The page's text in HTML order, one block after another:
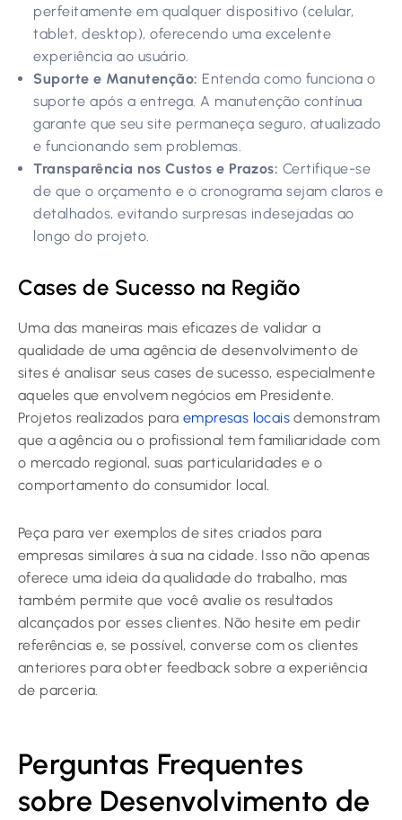
perfeitamente em qualquer dispositivo (celular,
tablet, desktop), oferecendo uma excelente
experiência ao usuário.
Suporte e Manutenção: Entenda como funciona o
suporte após a entrega. A manutenção contínua
garante que seu site permaneça seguro, atualizado
e funcionando sem problemas.
Transparência nos Custos e Prazos: Certifique-se
de que o orçamento e o cronograma sejam claros e
detalhados, evitando surpresas indesejadas ao
longo do projeto.
Cases de Sucesso na Região
Uma das maneiras mais eficazes de validar a
qualidade de uma agência de desenvolvimento de
sites é analisar seus cases de sucesso, especialmente
aqueles que envolvem negócios em Presidente.
Projetos realizados para empresas locais demonstram
que a agência ou o profissional tem familiaridade com
o mercado regional, suas particularidades e o
comportamento do consumidor local.
Peça para ver exemplos de sites criados para
empresas similares à sua na cidade. Isso não apenas
oferece uma ideia da qualidade do trabalho, mas
também permite que você avalie os resultados
alcançados por esses clientes. Não hesite em pedir
referências e, se possível, converse com os clientes
anteriores para obter feedback sobre a experiência
de parceria.
Perguntas Frequentes
sobre Desenvolvimento de